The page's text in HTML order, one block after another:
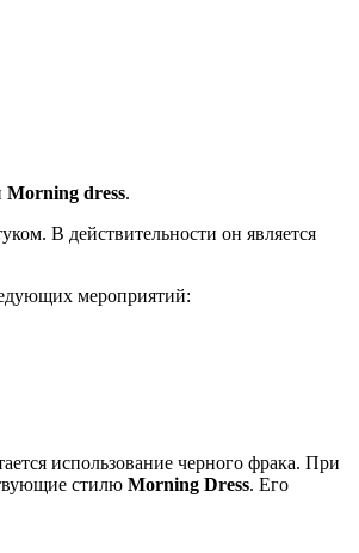
Morning dress.
В действительности он является
мероприятий:
использование черного фрака. При
стилю Morning Dress. Его